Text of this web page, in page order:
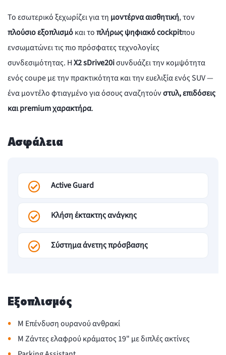
Το εσωτερικό ξεχωρίζει για τη μοντέρνα αισθητική, τον
πλούσιο εξοπλισμόκαι τοπλήρως ψηφιακό cockpitπου
ενσωματώνει τις πιο πρόσφατες τεχνολογίες
συνδεσιμότητας. ΗX2 sDrive20iσυνδυάζει την κομψότητα
ενός coupe με την πρακτικότητα και την ευελιξία ενός SUV —
ένα μοντέλο φτιαγμένο για όσους αναζητούνστυλ, επιδόσεις
και premium χαρακτήρα.
Ασφάλεια
Active Guard
Κλήση έκτακτης ανάγκης
Σύστημα άνετης πρόσβασης
Εξοπλισμός
• M Eπένδυση ουρανού ανθρακί
• M Ζάντες ελαφρού κράματος 19" με διπλές ακτίνες